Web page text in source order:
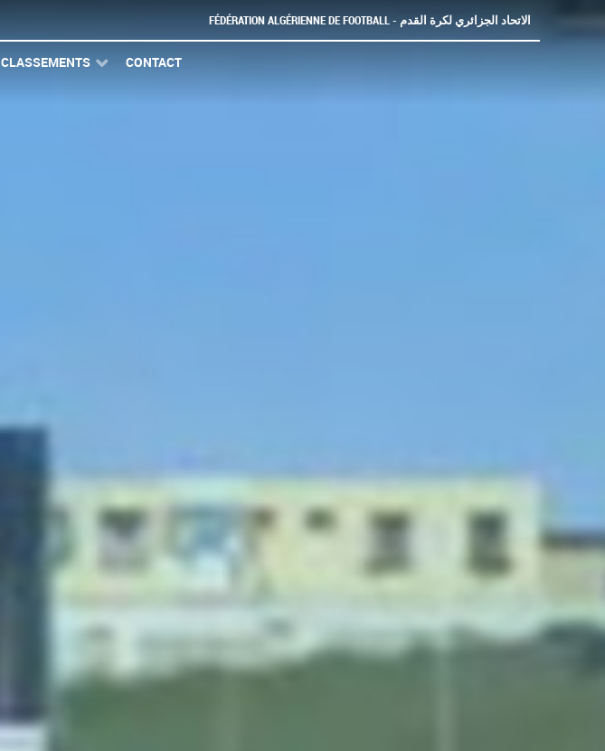
FÉDÉRATION ALGÉRIENNE DE FOOTBALL - الاتحاد الجزائري لكرة القدم
CLASSEMENTS CONTACT